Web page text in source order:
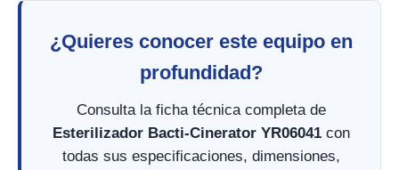
¿Quieres conocer este equipo en
profundidad?
Consulta la ficha técnica completa de
Esterilizador Bacti-Cinerator YR06041con
todas sus especificaciones, dimensiones,